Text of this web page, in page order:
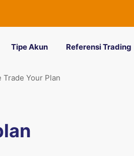
Tipe Akun Referensi Trading
Trade Your Plan